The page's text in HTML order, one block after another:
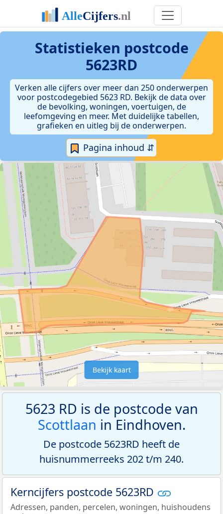
Statistieken postcode
5623RD
Verken alle cijfers over meer dan 250 onderwerpen
voor postcodegebied 5623 RD. Bekijk de data over
de bevolking, woningen, voertuigen, de
leefomgeving en meer. Met duidelijke tabellen,
grafieken en uitleg bij de onderwerpen.
Pagina inhoud ⇵
Bekijk kaart
5623 RD is de postcode van
Scottlaan in Eindhoven.
De postcode 5623RD heeft de
huisnummerreeks 202 t/m 240.
Kerncijfers postcode 5623RD
Adressen, panden, percelen, woningen, huishoudens